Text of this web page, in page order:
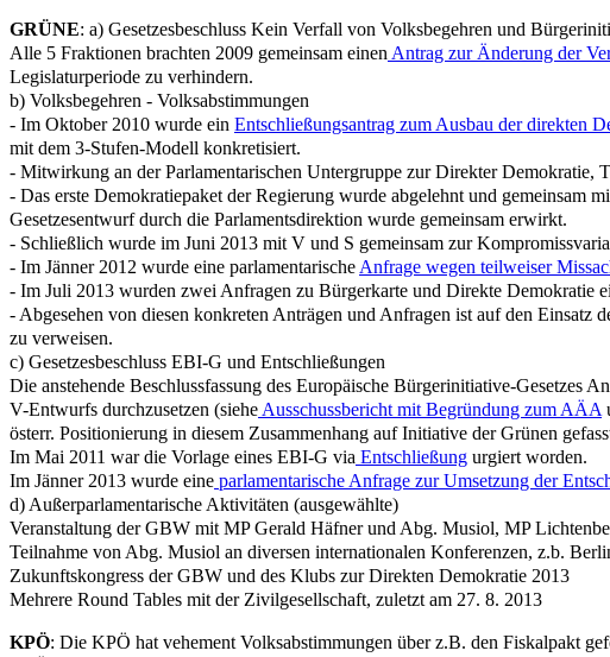
GRÜNE: a) Gesetzesbeschluss Kein Verfall von Volksbegehren und
Alle 5 Fraktionen brachten 2009 gemeinsam einen Antrag zur Änderung der
Legislaturperiode zu verhindern.
b) Volksbegehren - Volksabstimmungen
- Im Oktober 2010 wurde ein Entschließungsantrag zum Ausbau der direkten
mit dem 3-Stufen-Modell konkretisiert.
- Mitwirkung an der Parlamentarischen Untergruppe zur Direkter Demokratie,
- Das erste Demokratiepaket der Regierung wurde abgelehnt und gemeinsam
Gesetzesentwurf durch die Parlamentsdirektion wurde gemeinsam erwirkt.
- Schließlich wurde im Juni 2013 mit V und S gemeinsam zur
- Im Jänner 2012 wurde eine parlamentarische Anfrage wegen teilweiser
- Im Juli 2013 wurden zwei Anfragen zu Bürgerkarte und Direkte Demokratie
- Abgesehen von diesen konkreten Anträgen und Anfragen ist auf den Einsatz
zu verweisen.
c) Gesetzesbeschluss EBI-G und Entschließungen
Die anstehende Beschlussfassung des Europäische Bürgerinitiative-Gesetzes
V-Entwurfs durchzusetzen (siehe Ausschussbericht mit Begründung zum AÄA
österr. Positionierung in diesem Zusammenhang auf Initiative der Grünen
Im Mai 2011 war die Vorlage eines EBI-G via Entschließung urgiert worden.
Im Jänner 2013 wurde eine parlamentarische Anfrage zur Umsetzung der
d) Außerparlamentarische Aktivitäten (ausgewählte)
Veranstaltung der GBW mit MP Gerald Häfner und Abg. Musiol, MP
Teilnahme von Abg. Musiol an diversen internationalen Konferenzen, z.b.
Zukunftskongress der GBW und des Klubs zur Direkten Demokratie 2013
Mehrere Round Tables mit der Zivilgesellschaft, zuletzt am 27. 8. 2013
KPÖ: Die KPÖ hat vehement Volksabstimmungen über z.B. den Fiskalpakt